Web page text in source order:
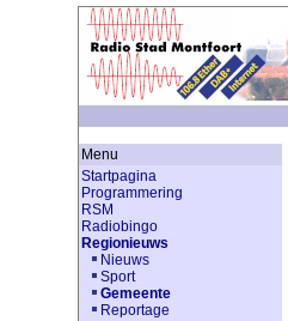
Menu
Startpagina
Programmering
RSM
Radiobingo
Regionieuws
Nieuws
Sport
Gemeente
Reportage